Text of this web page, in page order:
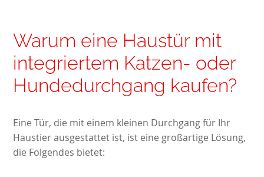
Warum eine Haustür mit
integriertem Katzen- oder
Hundedurchgang kaufen?
Eine Tür, die mit einem kleinen Durchgang für Ihr
Haustier ausgestattet ist, ist eine großartige Lösung,
die Folgendes bietet: